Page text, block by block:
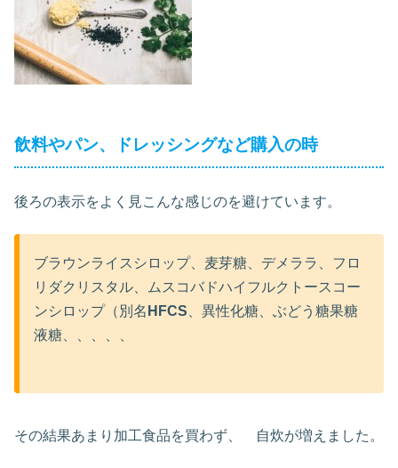
飲料やパン、ドレッシングなど購入の時
後ろの表示をよく見こんな感じのを避けています。
ブラウンライスシロップ、麦芽糖、デメララ、フロ
リダクリスタル、ムスコバドハイフルクトースコー
ンシロップ（別名 HFCS、異性化糖、ぶどう糖果糖
液糖、、、、、
その結果あまり加工食品を買わず、 自炊が増えました。